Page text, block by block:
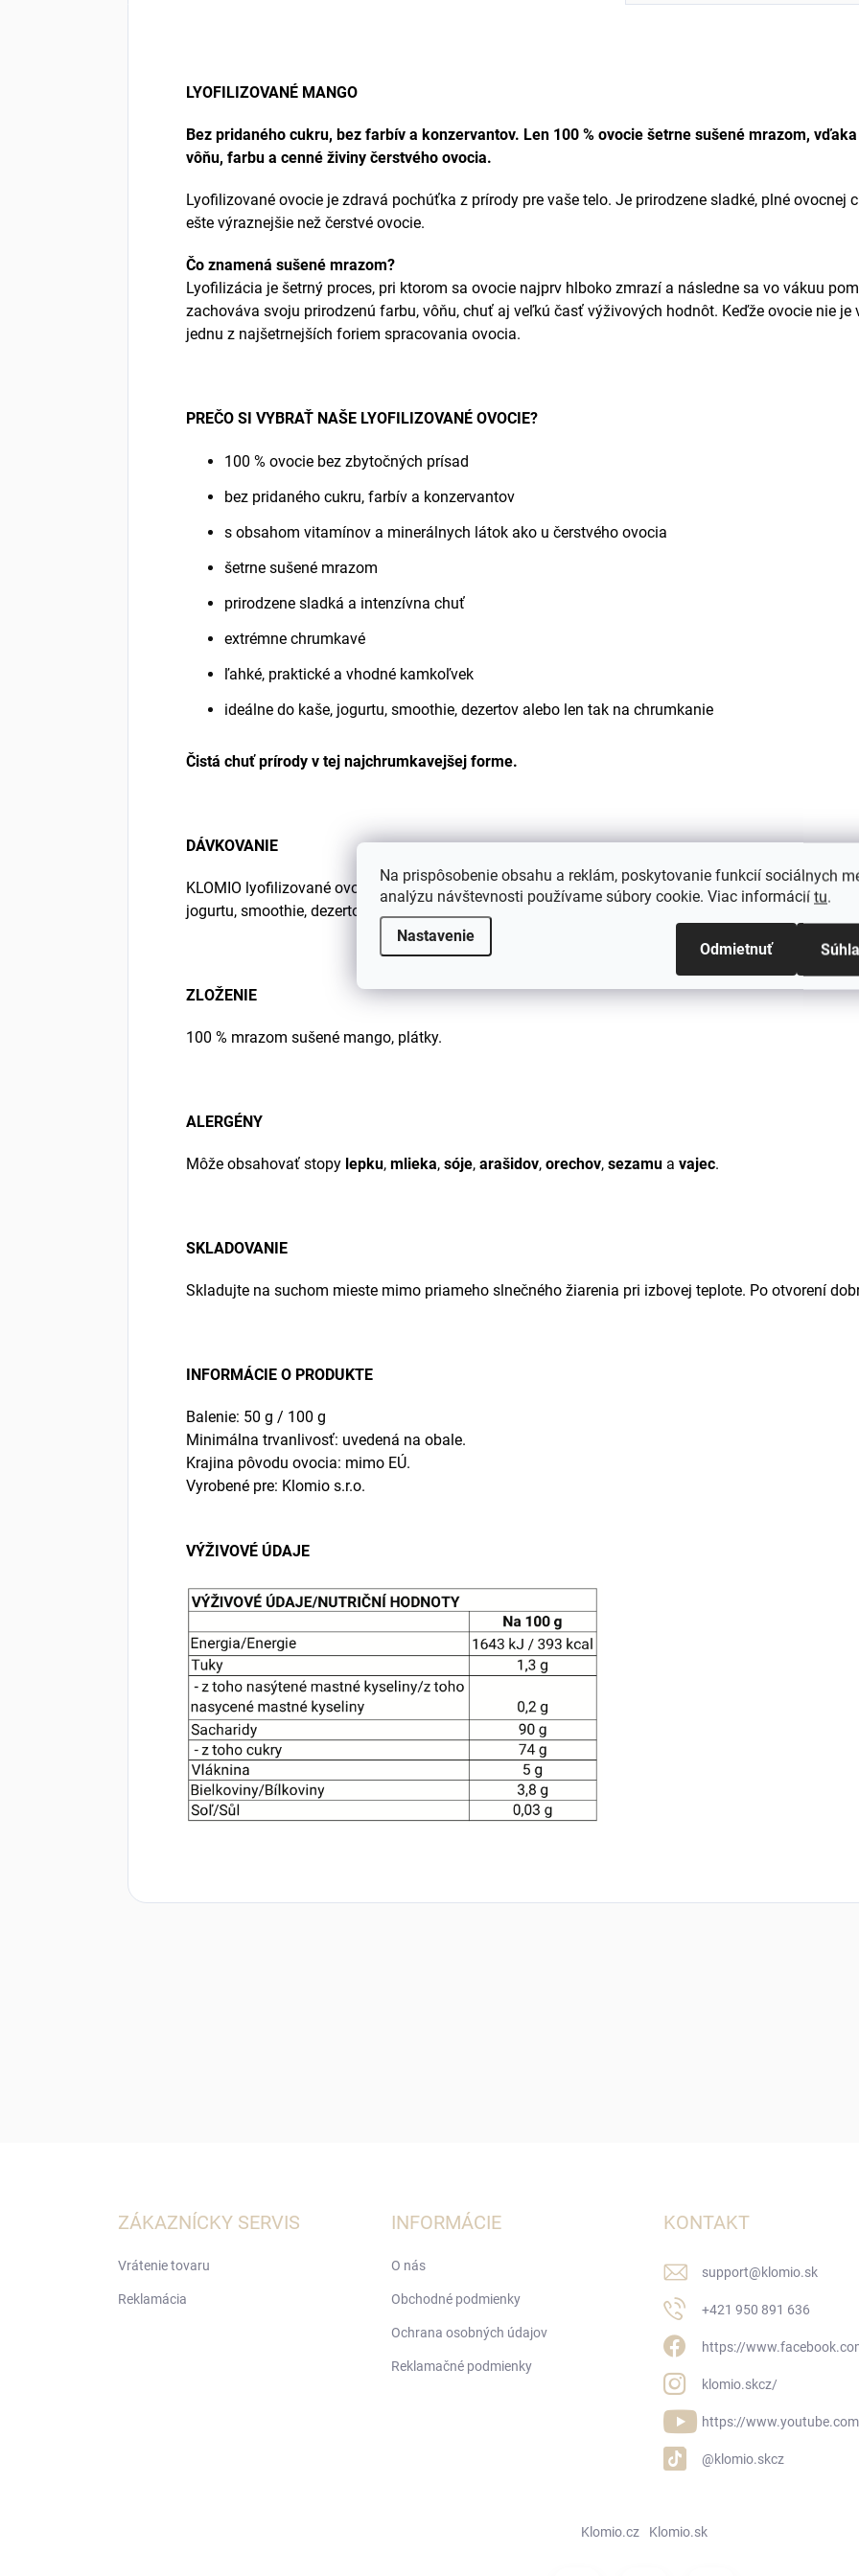
Na prispôsobenie obsahu a reklám, poskytovanie funkcií sociálnych
analýzu návštevnosti používame súbory cookie. Viac informácií tu.
Nastavenie
Odmietnuť
LYOFILIZOVANÉ MANGO
Bez pridaného cukru, bez farbív a konzervantov. Len 100 % ovocie šetrne sušené mrazom,
vôňu, farbu a cenné živiny čerstvého ovocia.
Lyofilizované ovocie je zdravá pochúťka z prírody pre vaše telo. Je prirodzene sladké, plné ovocnej
ešte výraznejšie než čerstvé ovocie.
Čo znamená sušené mrazom?
Lyofilizácia je šetrný proces, pri ktorom sa ovocie najprv hlboko zmrazí a následne sa vo vákuu
zachováva svoju prirodzenú farbu, vôňu, chuť aj veľkú časť výživových hodnôt. Keďže ovocie nie
jednu z najšetrnejších foriem spracovania ovocia.
PREČO SI VYBRAŤ NAŠE LYOFILIZOVANÉ OVOCIE?
100 % ovocie bez zbytočných prísad
bez pridaného cukru, farbív a konzervantov
s obsahom vitamínov a minerálnych látok ako u čerstvého ovocia
šetrne sušené mrazom
prirodzene sladká a intenzívna chuť
extrémne chrumkavé
ľahké, praktické a vhodné kamkoľvek
ideálne do kaše, jogurtu, smoothie, dezertov alebo len tak na chrumkanie
Čistá chuť prírody v tej najchrumkavejšej forme.
DÁVKOVANIE
KLOMIO lyofilizované ovocie si môžete vychutnať kedykoľvek počas dňa ako zdravú, chrumkavú
jogurtu, smoothie, dezertov alebo len tak na chrumkanie.
ZLOŽENIE
100 % mrazom sušené mango, plátky.
ALERGÉNY
Môže obsahovať stopy lepku, mlieka, sóje, arašidov, orechov, sezamu a vajec.
SKLADOVANIE
Skladujte na suchom mieste mimo priameho slnečného žiarenia pri izbovej teplote. Po otvorení
INFORMÁCIE O PRODUKTE
Balenie: 50 g / 100 g
Minimálna trvanlivosť: uvedená na obale.
Krajina pôvodu ovocia: mimo EÚ.
Vyrobené pre: Klomio s.r.o.
VÝŽIVOVÉ ÚDAJE
ZÁKAZNÍCKY SERVIS
Vrátenie tovaru
Reklamácia
INFORMÁCIE
O nás
Obchodné podmienky
Ochrana osobných údajov
Reklamačné podmienky
KONTAKT
support@klomio.sk
+421 950 891 636
https://
klomio.skcz/
https://
@klomio.skcz
Klomio.cz Klomio.sk